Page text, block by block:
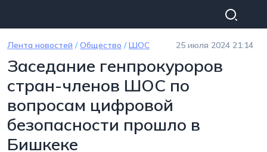
Лента новостей /Общество /ШОС 25 июля 2024 21:14
Заседание генпрокуроров
стран-членов ШОС по
вопросам цифровой
безопасности прошло в
Бишкеке